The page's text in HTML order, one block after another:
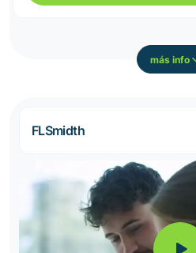
más info
FLSmidth